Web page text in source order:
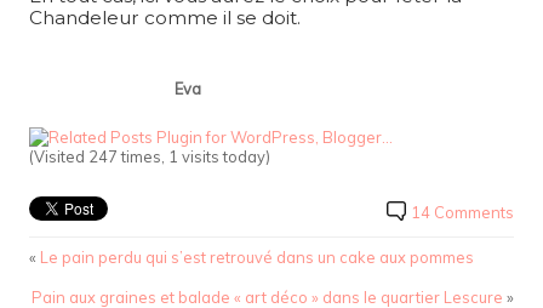
Chandeleur comme il se doit.
Eva
(Visited 247 times, 1 visits today)
14 Comments
« Le pain perdu qui s’est retrouvé dans un cake aux pommes
Pain aux graines et balade « art déco » dans le quartier Lescure »